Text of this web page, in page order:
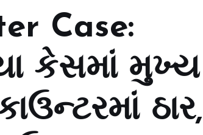
Case:
કેસમાં મુખ્ય
ઠાર,